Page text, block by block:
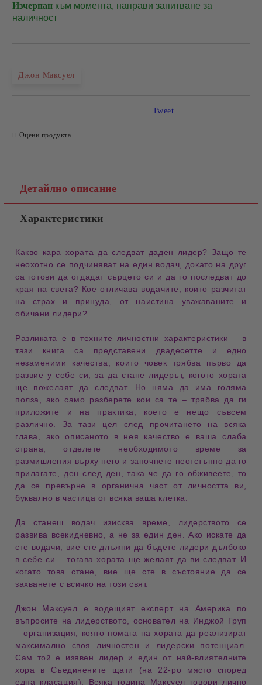
Изчерпан към момента, направи запитване за
наличност
Джон Максуел
Оцени продукта
Tweet
Детайлно описание
Характеристики
Какво кара хората даследват даден лидер? Защо те
неохотно се подчиняват на един водач, докато на друг
са готови да отдадат сърцето си и да го последват до
края на света? Кое отличава водачите, които разчитат
на страх и принуда , от наистина уважаваните и
обичани лидери?
Разликата е в техните личностни характеристики – в
тази книга са представени двадесетте и едно
незаменими
качества, които човек трябва първо да
развие у себе си , за да стане лидерът, когото хората
ще пожелаят да следват. Но няма да има голяма
полза, ако само разберете кои са те – трябва да ги
приложите и на практика
, което е нещо съвсем
различно. За тази цел след прочитането на всяка
глава, ако описаното в нея качество е вашаслаба
страна , отделете необходимото време за
размишления върху него и започнете неотстъпно да го
прилагате, ден след ден , така че да го обживеете, то
да се превърне в органична част от личността ви
буквално в частица от всяка ваша клетка.
Да станеш водач изисква време
, лидерството се
развива всекидневно
, а не за един ден. Ако искате да
сте водачи, вие сте длъжни да бъдете лидери дълбоко
в себе си – тогава хората ще желаят да ви следват. И
когато това стане, вие ще сте в състояние да се
захванете с всичко на този свят.
Джон Максуел е водещият експерт на Америка по
въпросите на лидерството , основател на Инджой Груп
– организация, която помага на хората да реализират
максимално своя личностен и лидерски потенциал
Сам той е изявен лидер и един от най-влиятелните
хора в Съединените щати (на 22-ро място според
една класация). Всяка година Максуел говори лично